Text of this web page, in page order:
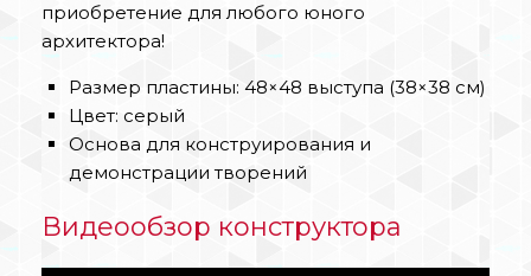
приобретение для любого юного
архитектора!
Размер пластины: 48×48 выступа (38×38 см)
Цвет: серый
Основа для конструирования и
демонстрации творений
Видеообзор конструктора